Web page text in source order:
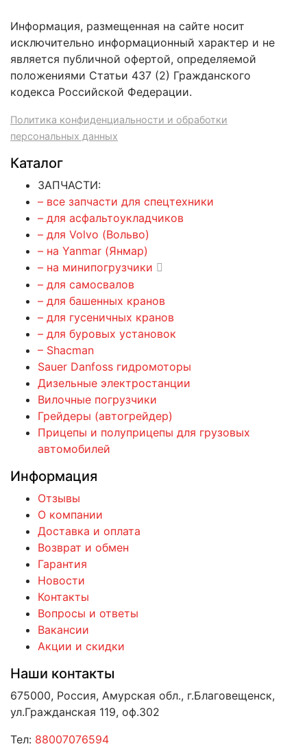
Информация, размещенная на сайте носит
исключительно информационный характер и не
является публичной офертой, определяемой
положениями Статьи 437 (2) Гражданского
кодекса Российской Федерации.
Политика конфиденциальности и обработки
персональных данных
Каталог
ЗАПЧАСТИ:
– все запчасти для спецтехники
– для асфальтоукладчиков
– для Volvo (Вольво)
– на Yanmar (Янмар)
– на минипогрузчики
– для самосвалов
– для башенных кранов
– для гусеничных кранов
– для буровых установок
– Shacman
Sauer Danfoss гидромоторы
Дизельные электростанции
Вилочные погрузчики
Грейдеры (автогрейдер)
Прицепы и полуприцепы для грузовых
автомобилей
Информация
Отзывы
О компании
Доставка и оплата
Возврат и обмен
Гарантия
Новости
Контакты
Вопросы и ответы
Вакансии
Акции и скидки
Наши контакты
675000, Россия, Амурская обл., г.Благовещенск,
ул.Гражданская 119, оф.302
Тел: 88007076594